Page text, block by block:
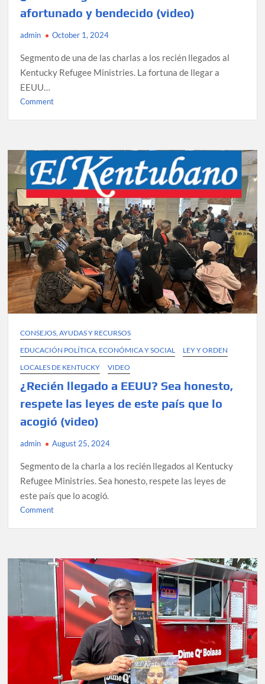
afortunado y bendecido (video)
admin October 1, 2024
Segmento de una de las charlas a los recién llegados al
Kentucky Refugee Ministries. La fortuna de llegar a
EEUU…
Commenton
EEUU?
Usted
es
afortunado
y
bendecido
(video)
CONSEJOS, AYUDAS Y RECURSOS
EDUCACIÓN POLÍTICA, ECONÓMICA Y SOCIAL
LEY Y ORDEN
LOCALES DE KENTUCKY
VIDEO
¿Recién llegado a EEUU? Sea honesto,
respete las leyes de este país que lo
acogió (video)
admin August 25, 2024
Segmento de la charla a los recién llegados al Kentucky
Refugee Ministries. Sea honesto, respete las leyes de
este país que lo acogió.
Commenton
EEUU?
Sea
honesto,
respete
las
leyes
de
este
país
que